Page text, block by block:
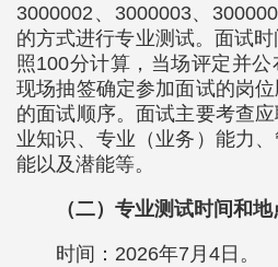
3000002、3000003、
的方式进行专业测试。面试
照100分计算，当场评定并
现场抽签确定参加面试的岗
的面试顺序。面试主要考查
业知识、专业（业务）能力
能以及潜能等。
（二）专业测试时间和地
时间：2026年7月4日。